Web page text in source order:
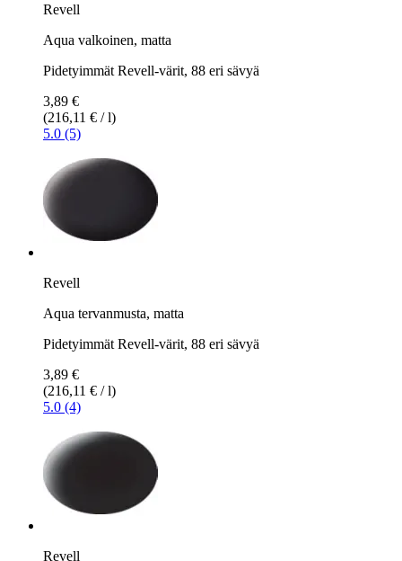
Revell
Aqua valkoinen, matta
Pidetyimmät Revell-värit, 88 eri sävyä
3,89 €
(216,11 € / l)
5.0 (5)
Revell
Aqua tervanmusta, matta
Pidetyimmät Revell-värit, 88 eri sävyä
3,89 €
(216,11 € / l)
5.0 (4)
Revell